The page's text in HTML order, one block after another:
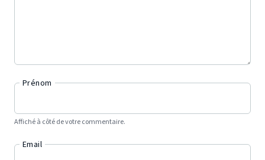
Prénom
Affiché à côté de votre commentaire.
Email